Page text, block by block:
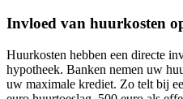
Invloed van huurkosten
Huurkosten hebben een directe
hypotheek. Banken nemen uw
uw maximale krediet. Zo telt bij